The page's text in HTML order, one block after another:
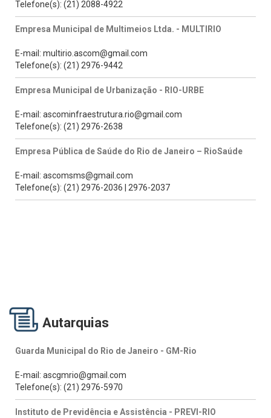
Telefone(s): (21) 2088-4922
Empresa Municipal de Multimeios Ltda. - MULTIRIO
E-mail: multirio.ascom@gmail.com
Telefone(s): (21) 2976-9442
Empresa Municipal de Urbanização - RIO-URBE
E-mail: ascominfraestrutura.rio@gmail.com
Telefone(s): (21) 2976-2638
Empresa Pública de Saúde do Rio de Janeiro – RioSaúde
E-mail: ascomsms@gmail.com
Telefone(s): (21) 2976-2036 | 2976-2037
Autarquias
Guarda Municipal do Rio de Janeiro - GM-Rio
E-mail: ascgmrio@gmail.com
Telefone(s): (21) 2976-5970
Instituto de Previdência e Assistência - PREVI-RIO